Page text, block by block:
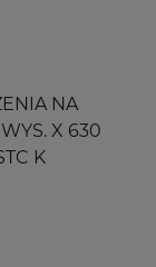
NA
X 630
K